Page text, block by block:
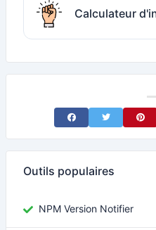
Calculateur
Share on Facebook
Share on
Outils populaires
NPM Version Notifier